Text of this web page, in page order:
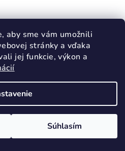
aby sme vám umožnili
stránky a vďaka
jej funkcie, výkon a
Súhlasím
prechodné topánky
KÓD:2989/19